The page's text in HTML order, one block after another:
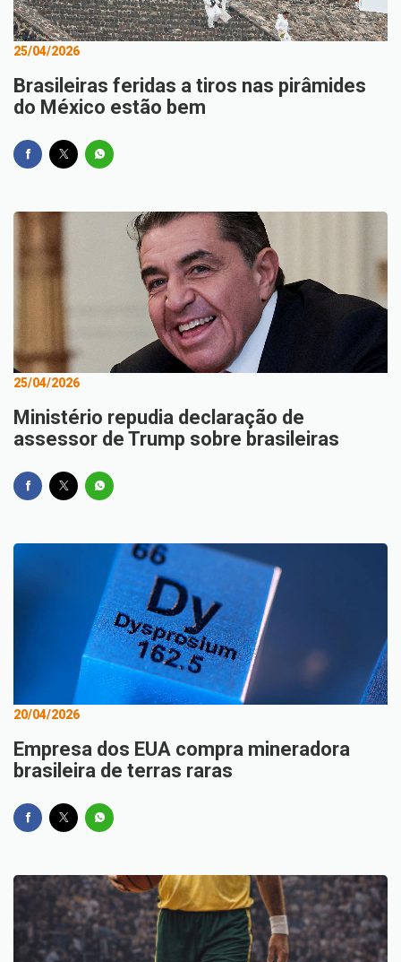
25/04/2026
Brasileiras feridas a tiros nas pirâmides
do México estão bem
25/04/2026
Ministério repudia declaração de
assessor de Trump sobre brasileiras
20/04/2026
Empresa dos EUA compra mineradora
brasileira de terras raras